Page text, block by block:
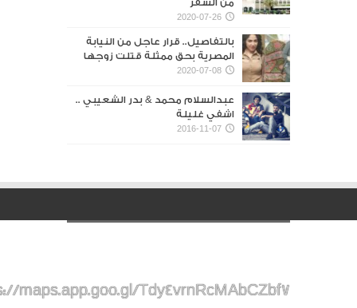
من السفر
2020-07-26
بالتفاصيل.. قرار عاجل من النيابة
المصرية بحق ممثلة قتلت زوجها
2020-07-08
عبدالسلام محمد & بدر الشعيبي ..
اشفي غليلة
2016-11-07
maps.app.goo.gl/Tdy4vrnRcMAbCZbf7